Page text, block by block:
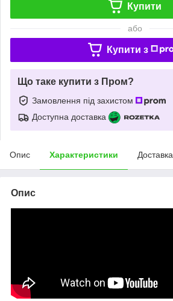
Купити
або
Купити з
Що таке купити з Пром?
Замовлення під захистом
Доступна доставка
Опис Характеристики Доставка
Опис